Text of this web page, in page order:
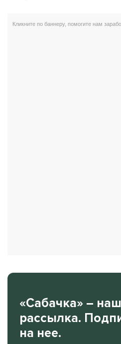
«Сабачка» –
рассылка.
на нее.